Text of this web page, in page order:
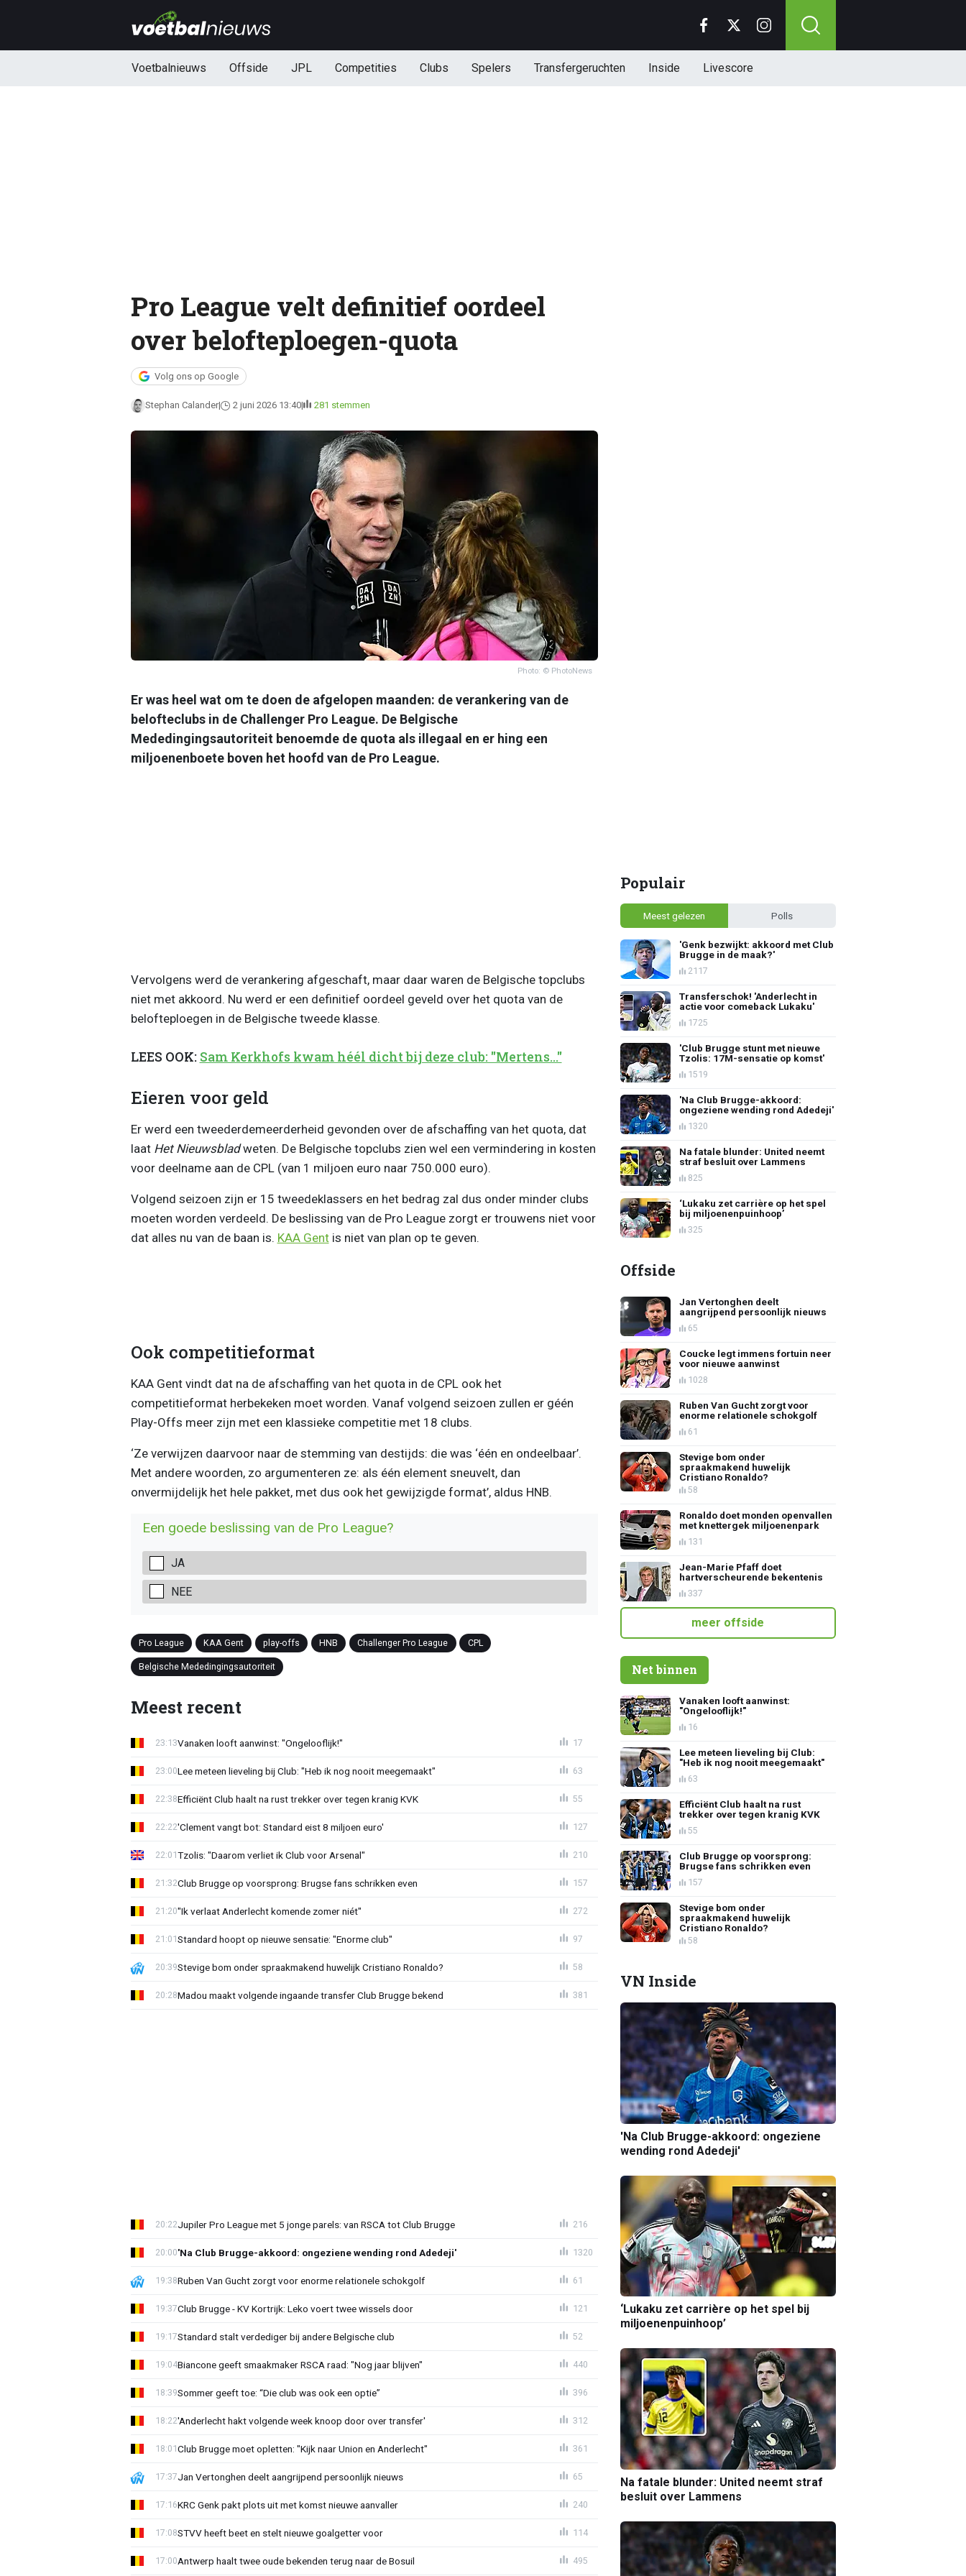
Voetbalnieuws Offside JPL Competities Clubs Spelers Transfergeruchten Inside Livescore
Pro League velt definitief oordeel
over belofteploegen-quota
Volg ons op Google
Stephan Calander 2 juni 2026 13:40 281 stemmen
Photo: © PhotoNews
Er was heel wat om te doen de afgelopen maanden: de verankering van de
belofteclubs in de Challenger Pro League. De Belgische
Mededingingsautoriteit benoemde de quota als illegaal en er hing een
miljoenenboete boven het hoofd van de Pro League.
Vervolgens werd de verankering afgeschaft, maar daar waren de Belgische topclubs
niet met akkoord. Nu werd er een definitief oordeel geveld over het quota van de
belofteploegen in de Belgische tweede klasse.
LEES OOK: Sam Kerkhofs kwam héél dicht bij deze club: "Mertens..."
Eieren voor geld
Er werd een tweederdemeerderheid gevonden over de afschaffing van het quota, dat
laatHet Nieuwsbladweten. De Belgische topclubs zien wel een vermindering in kosten
voor deelname aan de CPL (van 1 miljoen euro naar 750.000 euro).
Volgend seizoen zijn er 15 tweedeklassers en het bedrag zal dus onder minder clubs
moeten worden verdeeld. De beslissing van de Pro League zorgt er trouwens niet voor
dat alles nu van de baan is. KAA Gentis niet van plan op te geven.
Ook competitieformat
KAA Gent vindt dat na de afschaffing van het quota in de CPL ook het
competitieformat herbekeken moet worden. Vanaf volgend seizoen zullen er géén
Play-Offs meer zijn met een klassieke competitie met 18 clubs.
‘Ze verwijzen daarvoor naar de stemming van destijds: die was ‘één en ondeelbaar’.
Met andere woorden, zo argumenteren ze: als één element sneuvelt, dan
onvermijdelijk het hele pakket, met dus ook het gewijzigde format’, aldus HNB.
Een goede beslissing van de Pro League?
JA
NEE
Pro League KAA Gent play-offs HNB Challenger Pro League CPL
Belgische Mededingingsautoriteit
Meest recent
Vanaken looft aanwinst: "Ongelooflijk!"
23:13 17
Lee meteen lieveling bij Club: "Heb ik nog nooit meegemaakt"
23:00 63
Efficiënt Club haalt na rust trekker over tegen kranig KVK
22:38 55
'Clement vangt bot: Standard eist 8 miljoen euro'
22:22 127
Tzolis: "Daarom verliet ik Club voor Arsenal"
22:01 210
Club Brugge op voorsprong: Brugse fans schrikken even
21:32 157
"Ik verlaat Anderlecht komende zomer niét"
21:20 272
Standard hoopt op nieuwe sensatie: "Enorme club"
21:01 97
Stevige bom onder spraakmakend huwelijk Cristiano Ronaldo?
20:39 58
Madou maakt volgende ingaande transfer Club Brugge bekend
20:28 381
Jupiler Pro League met 5 jonge parels: van RSCA tot Club Brugge
20:22 216
'Na Club Brugge-akkoord: ongeziene wending rond Adedeji'
20:00 1320
Ruben Van Gucht zorgt voor enorme relationele schokgolf
19:38 61
Club Brugge - KV Kortrijk: Leko voert twee wissels door
19:37 121
Standard stalt verdediger bij andere Belgische club
19:17 52
Biancone geeft smaakmaker RSCA raad: "Nog jaar blijven"
19:04 440
Sommer geeft toe: “Die club was ook een optie”
18:39 396
'Anderlecht hakt volgende week knoop door over transfer'
18:22 312
Club Brugge moet opletten: "Kijk naar Union en Anderlecht"
18:01 361
Jan Vertonghen deelt aangrijpend persoonlijk nieuws
17:37 65
KRC Genk pakt plots uit met komst nieuwe aanvaller
17:16 240
STVV heeft beet en stelt nieuwe goalgetter voor
17:08 114
Antwerp haalt twee oude bekenden terug naar de Bosuil
17:00 495
Populair
Meest gelezen Polls
'Genk bezwijkt: akkoord met Club
Brugge in de maak?'
2117
Transferschok! 'Anderlecht in
actie voor comeback Lukaku'
1725
'Club Brugge stunt met nieuwe
Tzolis: 17M-sensatie op komst'
1519
'Na Club Brugge-akkoord:
ongeziene wending rond Adedeji'
1320
Na fatale blunder: United neemt
straf besluit over Lammens
825
‘Lukaku zet carrière op het spel
bij miljoenenpuinhoop’
325
Offside
Jan Vertonghen deelt
aangrijpend persoonlijk nieuws
65
Coucke legt immens fortuin neer
voor nieuwe aanwinst
1028
Ruben Van Gucht zorgt voor
enorme relationele schokgolf
61
Stevige bom onder
spraakmakend huwelijk
Cristiano Ronaldo?
58
Ronaldo doet monden openvallen
met knettergek miljoenenpark
131
Jean-Marie Pfaff doet
hartverscheurende bekentenis
337
meer offside
Net binnen
Vanaken looft aanwinst:
"Ongelooflijk!"
16
Lee meteen lieveling bij Club:
"Heb ik nog nooit meegemaakt"
63
Efficiënt Club haalt na rust
trekker over tegen kranig KVK
55
Club Brugge op voorsprong:
Brugse fans schrikken even
157
Stevige bom onder
spraakmakend huwelijk
Cristiano Ronaldo?
58
VN Inside
'Na Club Brugge-akkoord: ongeziene
wending rond Adedeji'
‘Lukaku zet carrière op het spel bij
miljoenenpuinhoop’
Na fatale blunder: United neemt straf
besluit over Lammens